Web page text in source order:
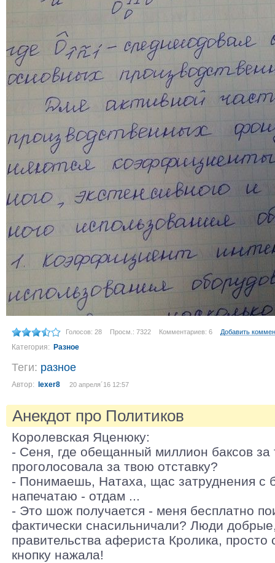
Голосов: 28 Просм.: 7322 Комментариев: 6 Добавить
Категория: Разное
Теги: разное
Автор: lexer8 20 апреля´16 12:57
Анекдот про Политиков
Королевская Яценюку:
- Сеня, где обещанный миллион баксов за
проголосовала за твою отставку?
- Понимаешь, Натаха, щас затруднения с
напечатаю - отдам ...
- Это шож получается - меня бесплатно
фактически снасильничали? Люди
правительства афериста Кролика, просто
кнопку нажала!